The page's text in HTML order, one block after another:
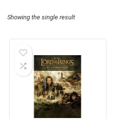
Showing the single result